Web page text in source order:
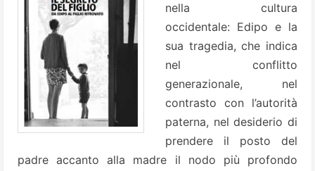
nella cultura
occidentale: Edipo e la
sua tragedia, che indica
nel conflitto
generazionale, nel
contrasto con l’autorità
paterna, nel desiderio di
prendere il posto del
padre accanto alla madre il nodo più profondo